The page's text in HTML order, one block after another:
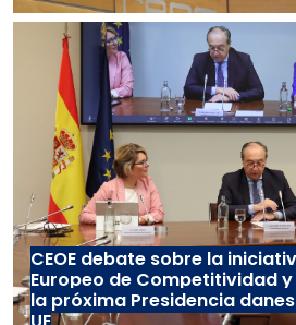
CEOE debate sobre la
Europeo de Competitividad
la próxima Presidencia